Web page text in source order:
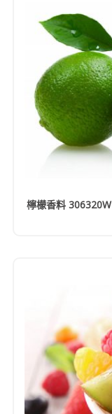
檸檬香料 306320W